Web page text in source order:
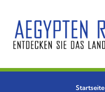
Startseite